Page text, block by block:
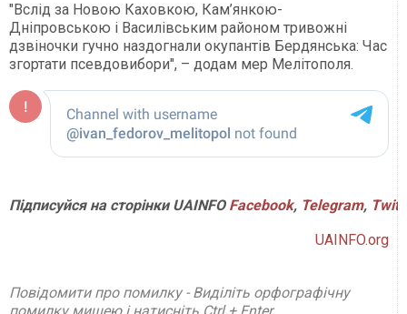
"Вслід за Новою Каховкою, Кам’янкою-
Дніпровською і Василівським районом тривожні
дзвіночки гучно наздогнали окупантів Бердянська: Час
згортати псевдовибори", – додам мер Мелітополя.
Підписуйся на сторінки UAINFO Facebook, Telegram,
UAINFO.org
Повідомити про помилку - Виділіть орфографічну